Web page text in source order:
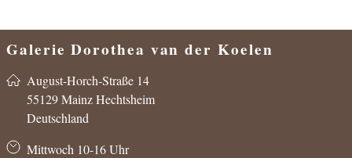
Galerie Dorothea van der Koelen
August-Horch-Straße 14
55129 Mainz Hechtsheim
Deutschland
Mittwoch 10-16 Uhr